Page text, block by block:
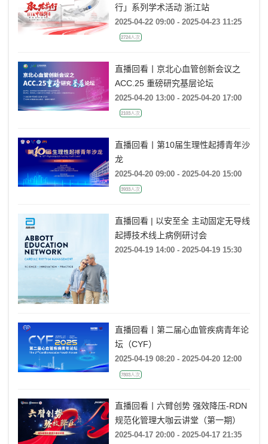
行」系列学术活动 浙江站
2025-04-22 09:00 - 2025-04-23 11:25
2724人次
直播回看丨京北心血管创新会议之
ACC.25 重磅研究基层论坛
2025-04-20 13:00 - 2025-04-20 17:00
2103人次
直播回看丨第10届生理性起搏青年沙
龙
2025-04-20 09:00 - 2025-04-20 15:00
3933人次
直播回看 | 以安至全 主动固定无导线
起搏技术线上病例研讨会
2025-04-19 14:00 - 2025-04-19 15:30
直播回看丨第二届心血管疾病青年论
坛（CYF）
2025-04-19 08:20 - 2025-04-20 12:00
7803人次
直播回看丨六臂创势 强效降压-RDN
规范化管理大咖云讲堂（第一期）
2025-04-17 20:00 - 2025-04-17 21:35